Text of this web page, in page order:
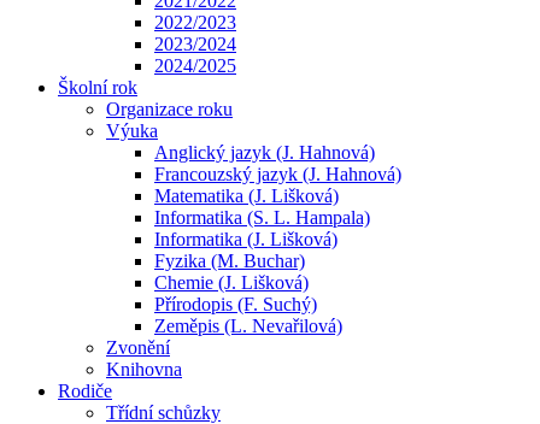
2022/2023
2023/2024
2024/2025
Školní rok
Organizace roku
Výuka
Anglický jazyk (J. Hahnová)
Francouzský jazyk (J. Hahnová)
Matematika (J. Lišková)
Informatika (S. L. Hampala)
Informatika (J. Lišková)
Fyzika (M. Buchar)
Chemie (J. Lišková)
Přírodopis (F. Suchý)
Zeměpis (L. Nevařilová)
Zvonění
Knihovna
Rodiče
Třídní schůzky